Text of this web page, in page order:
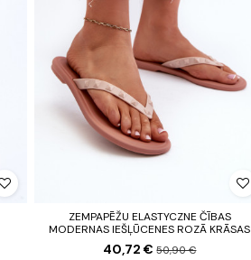
ZEMPAPĒŽU ELASTYCZNE ČĪBAS
MODERNAS IEŠĻŪCENES ROZĀ KRĀSAS
40,72 €50,90 €